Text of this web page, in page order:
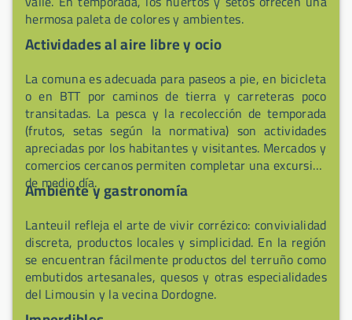
hermosa paleta de colores y ambientes.
Actividades al aire libre y ocio
La comuna es adecuada para paseos a pie, en bicicleta
o en BTT por caminos de tierra y carreteras poco
transitadas. La pesca y la recolección de temporada
(frutos, setas según la normativa) son actividades
apreciadas por los habitantes y visitantes. Mercados y
comercios cercanos permiten completar una excursión
de medio día.
Ambiente y gastronomía
Lanteuil refleja el arte de vivir corrézico: convivialidad
discreta, productos locales y simplicidad. En la región
se encuentran fácilmente productos del terruño como
embutidos artesanales, quesos y otras especialidades
del Limousin y la vecina Dordogne.